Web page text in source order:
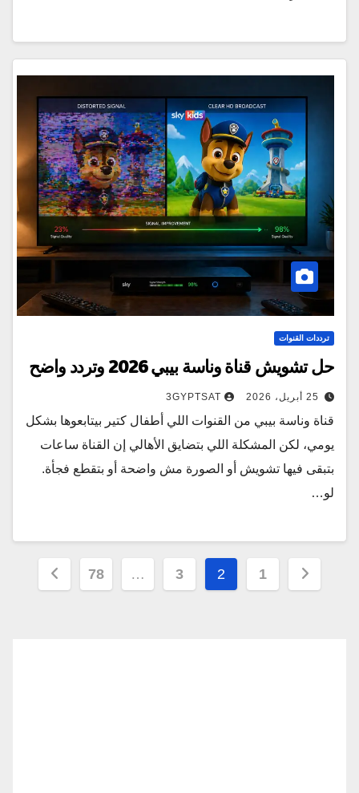
ترددات القنوات
حل تشويش قناة وناسة بيبي 2026 وتردد واضح
25 أبريل، 2026 3GYPTSAT
قناة وناسة بيبي من القنوات اللي أطفال كتير بيتابعوها بشكل
يومي، لكن المشكلة اللي بتضايق الأهالي إن القناة ساعات
بتبقى فيها تشويش أو الصورة مش واضحة أو بتقطع فجأة.
لو…
تعدد
1
2
3
…
78